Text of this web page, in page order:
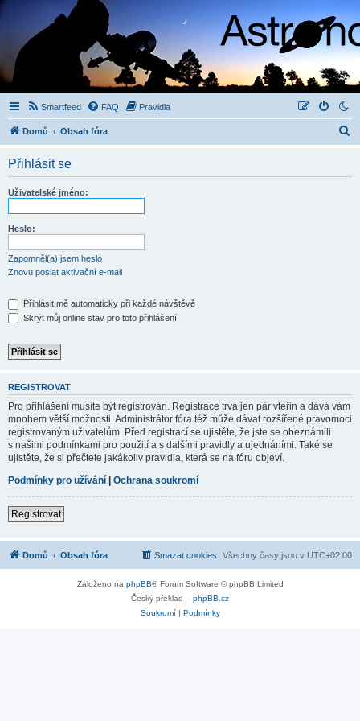
Smartfeed FAQ Pravidla
Domů Obsah fóra
Přihlásit se
Uživatelské jméno:
Heslo:
Zapomněl(a) jsem heslo
Znovu poslat aktivační e-mail
Přihlásit mě automaticky při každé návštěvě
Skrýt můj online stav pro toto přihlášení
REGISTROVAT
Pro přihlášení musíte být registrován. Registrace trvá jen pár vteřin a dává vám
mnohem větší možnosti. Administrátor fóra též může dávat rozšířené pravomoci
registrovaným uživatelům. Před registrací se ujistěte, že jste se obeznámili
s našimi podmínkami pro použití a s dalšími pravidly a ujednáními. Také se
ujistěte, že si přečtete jakákoliv pravidla, která se na fóru objeví.
Podmínky pro užívání | Ochrana soukromí
Registrovat
Domů Obsah fóra Všechny časy jsou v UTC+02:00
Smazat cookies
Založeno na phpBB® Forum Software © phpBB Limited
Český překlad – phpBB.cz
Soukromí| Podmínky